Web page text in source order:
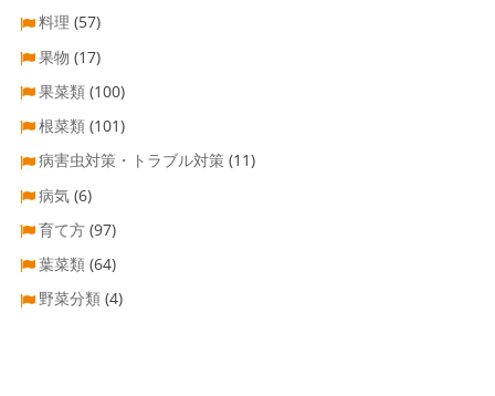
料理 (57)
果物 (17)
果菜類 (100)
根菜類 (101)
病害虫対策・トラブル対策 (11)
病気 (6)
育て方 (97)
葉菜類 (64)
野菜分類 (4)